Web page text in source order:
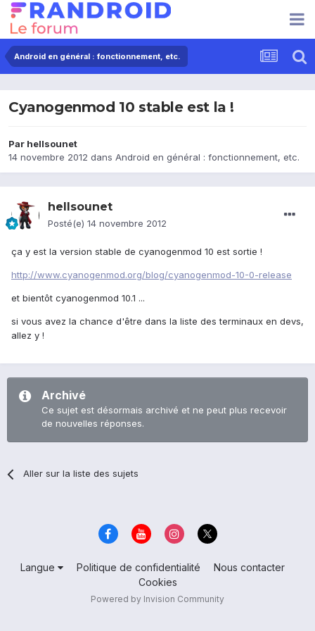
Android en général : fonctionnement, etc.
Cyanogenmod 10 stable est la !
Par hellsounet
14 novembre 2012 dans Android en général : fonctionnement, etc.
hellsounet
Posté(e) 14 novembre 2012
ça y est la version stable de cyanogenmod 10 est sortie !
http://www.cyanogenmod.org/blog/cyanogenmod-10-0-release
et bientôt cyanogenmod 10.1 ...
si vous avez la chance d'être dans la liste des terminaux en devs,
allez y !
Archivé
Ce sujet est désormais archivé et ne peut plus recevoir
de nouvelles réponses.
Aller sur la liste des sujets
Langue Politique de confidentialité
Nous contacter
Cookies
Powered by Invision Community